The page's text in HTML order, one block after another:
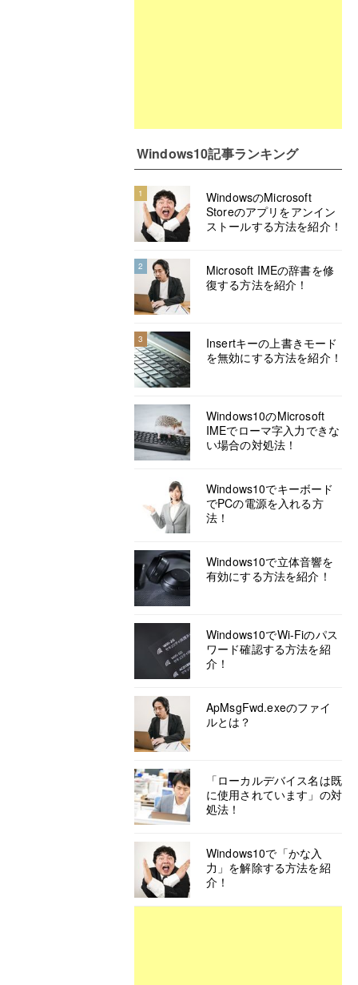
Windows10記事ランキング
1
WindowsのMicrosoft
Storeのアプリをアンイン
ストールする方法を紹介！
2
Microsoft IMEの辞書を修
復する方法を紹介！
3
Insertキーの上書きモード
を無効にする方法を紹介！
Windows10のMicrosoft
IMEでローマ字入力できな
い場合の対処法！
Windows10でキーボード
でPCの電源を入れる方
法！
Windows10で立体音響を
有効にする方法を紹介！
Windows10でWi-Fiのパス
ワード確認する方法を紹
介！
ApMsgFwd.exeのファイ
ルとは？
「ローカルデバイス名は既
に使用されています」の対
処法！
Windows10で「かな入
力」を解除する方法を紹
介！